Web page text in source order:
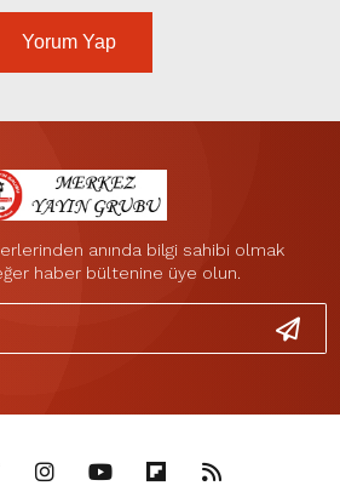
Yorum Yap
anında bilgi sahibi olmak
haber bültenine üye olun.